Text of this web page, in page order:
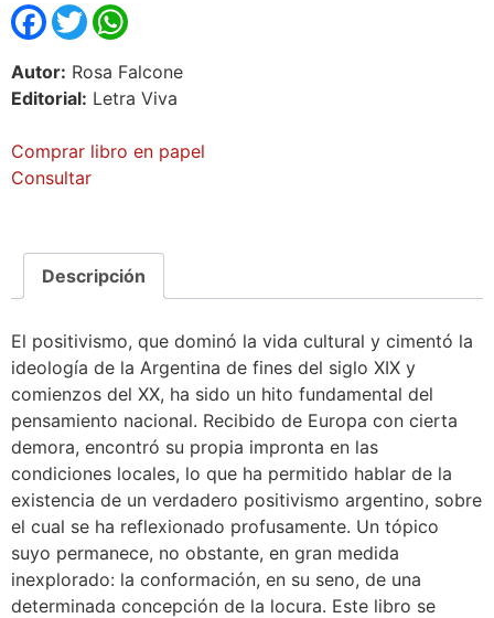
Facebook
Twitter
Autor: Rosa Falcone
Editorial: Letra Viva
Comprar libro en papel
Consultar
Descripción
El positivismo, que dominó la vida cultural y cimentó la
ideología de la Argentina de fines del siglo XIX y
comienzos del XX, ha sido un hito fundamental del
pensamiento nacional. Recibido de Europa con cierta
demora, encontró su propia impronta en las
condiciones locales, lo que ha permitido hablar de la
existencia de un verdadero positivismo argentino, sobre
el cual se ha reflexionado profusamente. Un tópico
suyo permanece, no obstante, en gran medida
inexplorado: la conformación, en su seno, de una
determinada concepción de la locura. Este libro se